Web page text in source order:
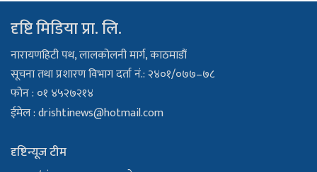
दृष्टि मिडिया प्रा. लि.
नारायणहिटी पथ, लालकोलनी मार्ग, काठमाडौं
सूचना तथा प्रशारण विभाग दर्ता नं.: २४०१/०७७–७८
फोन : ०१ ४५२७२१४
ईमेल :drishtinews@hotmail.com
दृष्टिन्यूज टीम